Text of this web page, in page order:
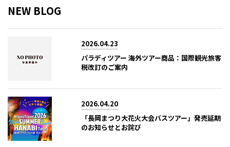
NEW BLOG
2026.04.23
パラディツアー 海外ツアー商品：国際観光旅客
税改訂のご案内
2026.04.20
「長岡まつり大花火大会バスツアー」発売延期
のお知らせとお詫び